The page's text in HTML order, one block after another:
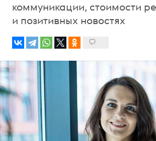
коммуникации, стоимости
и позитивных новостях